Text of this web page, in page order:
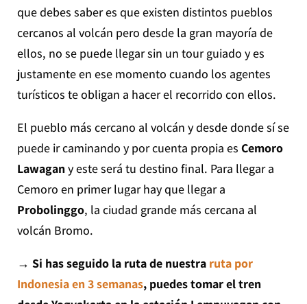
que debes saber es que existen distintos pueblos
cercanos al volcán pero desde la gran mayoría de
ellos, no se puede llegar sin un tour guiado y es
justamente en ese momento cuando los agentes
turísticos te obligan a hacer el recorrido con ellos.
El pueblo más cercano al volcán y desde donde sí se
puede ir caminando y por cuenta propia es Cemoro
Lawagany este será tu destino final. Para llegar a
Cemoro en primer lugar hay que llegar a
Probolinggo, la ciudad grande más cercana al
volcán Bromo.
→ Si has seguido la ruta de nuestra ruta por
Indonesia en 3 semanas, puedes tomar el tren